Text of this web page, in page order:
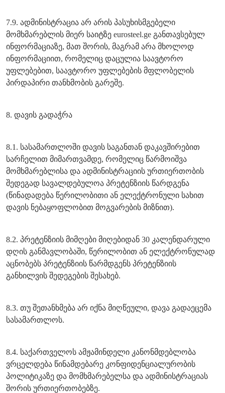
7.9. ადმინისტრაცია არ არის პასუხისმგებელი
მომხმარებლის მიერ საიტზე eurosteel.ge განთავსებულ
ინფორმაციაზე, მათ შორის, მაგრამ არა მხოლოდ
ინფორმაციით, რომელიც დაცულია საავტორო
უფლებებით, საავტორო უფლებების მფლობელის
პირდაპირი თანხმობის გარეშე.
8. დავის გადაჭრა
8.1. სასამართლოში დავის საგანთან დაკავშირებით
სარჩელით მიმართვამდე, რომელიც წარმოიშვა
მომხმარებლისა და ადმინისტრაციის ურთიერთობის
შედეგად სავალდებულოა პრეტენზიის წარდგენა
(წინადადება წერილობითი ან ელექტრონული სახით
დავის ნებაყოფლობით მოგვარების მიზნით).
8.2. პრეტენზიის მიმღები მიღებიდან 30 კალენდარული
დღის განმავლობაში, წერილობით ან ელექტრონულად
აცნობებს პრეტენზიის წარმდგენს პრეტენზიის
განხილვის შედეგების შესახებ.
8.3. თუ შეთანხმება არ იქნა მიღწეული, დავა გადაეცემა
სასამართლოს.
8.4. საქართველოს ამჟამინდელი კანონმდებლობა
ვრცელდება წინამდებარე კონფიდენციალურობის
პოლიტიკაზე და მომხმარებელსა და ადმინისტრაციას
შორის ურთიერთობებზე.